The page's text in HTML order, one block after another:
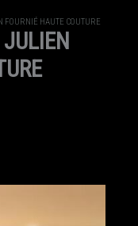
HAUTE COUTURE